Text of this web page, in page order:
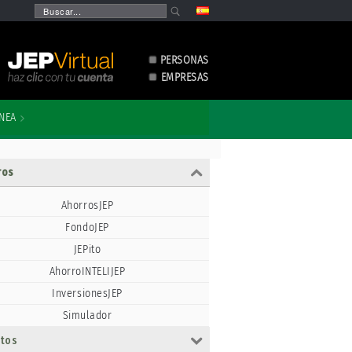
PERSONAS
EMPRESAS
AhorrosJEP
FondoJEP
JEPito
AhorroINTELIJEP
InversionesJEP
Simulador